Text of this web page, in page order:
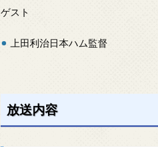
ゲスト
上田利治日本ハム監督
放送内容